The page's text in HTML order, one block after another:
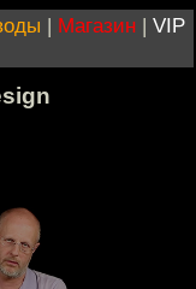
| Магазин | VIP